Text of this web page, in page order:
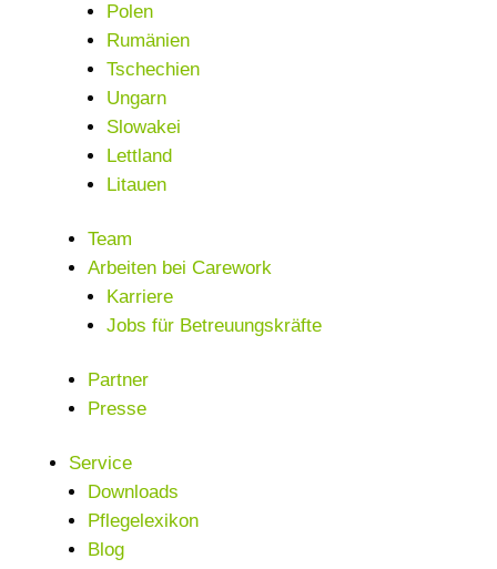
Polen
Rumänien
Tschechien
Ungarn
Slowakei
Lettland
Litauen
Team
Arbeiten bei Carework
Karriere
Jobs für Betreuungskräfte
Partner
Presse
Service
Downloads
Pflegelexikon
Blog